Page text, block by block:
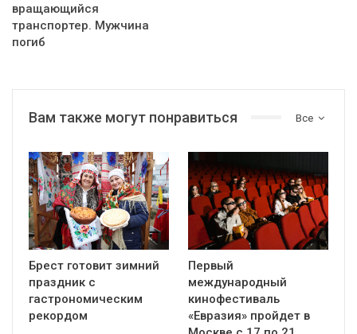
вращающийся
транспортер. Мужчина
погиб
Все
Вам также могут понравиться
Брест готовит зимний
праздник с
гастрономическим
рекордом
Первый
международный
кинофестиваль
«Евразия» пройдет в